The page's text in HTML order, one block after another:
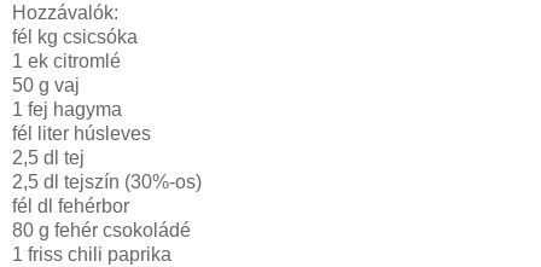
Hozzávalók:
fél kg csicsóka
1 ek citromlé
50 g vaj
1 fej hagyma
fél liter húsleves
2,5 dl tej
2,5 dl tejszín (30%-os)
fél dl fehérbor
80 g fehér csokoládé
1 friss chili paprika